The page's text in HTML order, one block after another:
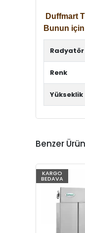
Duffmart
Bunun için
Renk
Yükseklik
Benzer
KARGO
BEDAVA